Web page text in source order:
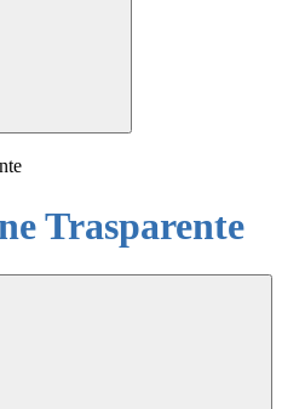
Trasparente